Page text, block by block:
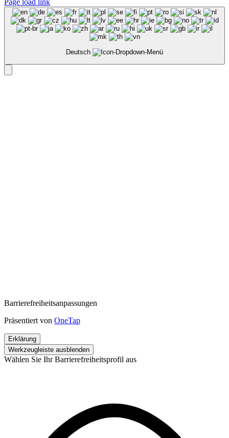
Page load link
Deutsch
Barrierefreiheitsanpassungen
Präsentiert von OneTap
Erklärung
Werkzeugleiste ausblenden
Wählen Sie Ihr Barrierefreiheitsprofil aus